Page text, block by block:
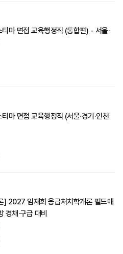
마 면접 교육행정직 (통합편) - 서울·
마 면접 교육행정직 (서울·경기·인천
] 2027 임재희 응급처치학개론 필드매
채·구급 대비